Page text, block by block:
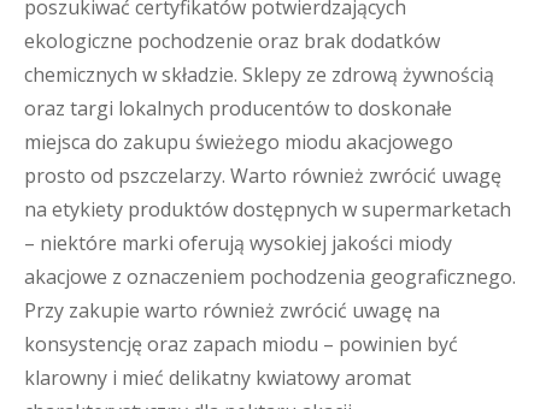
poszukiwać certyfikatów potwierdzających
ekologiczne pochodzenie oraz brak dodatków
chemicznych w składzie. Sklepy ze zdrową żywnością
oraz targi lokalnych producentów to doskonałe
miejsca do zakupu świeżego miodu akacjowego
prosto od pszczelarzy. Warto również zwrócić uwagę
na etykiety produktów dostępnych w supermarketach
– niektóre marki oferują wysokiej jakości miody
akacjowe z oznaczeniem pochodzenia geograficznego.
Przy zakupie warto również zwrócić uwagę na
konsystencję oraz zapach miodu – powinien być
klarowny i mieć delikatny kwiatowy aromat